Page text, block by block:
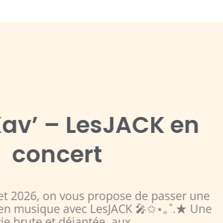
Médailles en 2026
année, nous présentons nos cuvées à
vins récompensés tournent. Cette
LIRE LA SUITE